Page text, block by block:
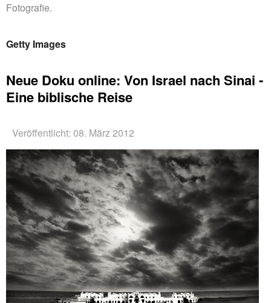
Fotografie.
Getty Images
Neue Doku online: Von Israel nach Sinai -
Eine biblische Reise
Veröffentlicht: 08. März 2012